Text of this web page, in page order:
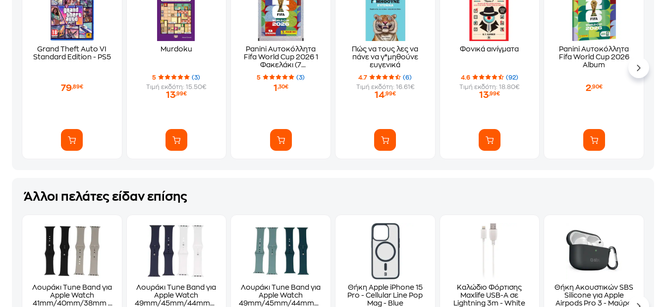
Grand Theft Auto VI
Standard Edition - PS5
79,89€
Murdoku
5
(3)
Τιμή εκδότη: 15.50€
13,99€
Panini Αυτοκόλλητα
Fifa World Cup 2026 1
Φακελάκι (7
Αυτοκόλλητα)
5 (3)
1 ,30€
Πώς να τους λες να
πάνε να γ*μηθούνε
ευγενικά
4.7
(6)
Τιμή εκδότη: 16.61€
14,99€
Φονικά αινίγματα
4.6
(92)
Τιμή εκδότη: 18.80€
13,99€
Panini Αυτοκόλλητα
Fifa World Cup 2026
Album
2,90€
Άλλοι πελάτες είδαν επίσης
Λουράκι Tune Band για
Apple Watch
41mm/40mm/38mm -
Λουράκι Tune Band για
Apple Watch
49mm/45mm/44mm/42mm
Λουράκι Tune Band για
Apple Watch
49mm/45mm/44mm/42mm
Θήκη Apple iPhone 15
Pro - Cellular Line Pop
Mag - Blue
Καλώδιο Φόρτισης
Maxlife USB-Α σε
Lightning 3m - White
Θήκη Ακουστικών SBS
Silicone για Apple
Airpods Pro 3 - Μαύρο